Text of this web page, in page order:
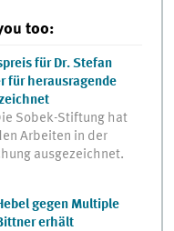
too:
für Dr. Stefan
für herausragende
Sobek-Stiftung hat
Arbeiten in der
ausgezeichnet.
gegen Multiple
erhält